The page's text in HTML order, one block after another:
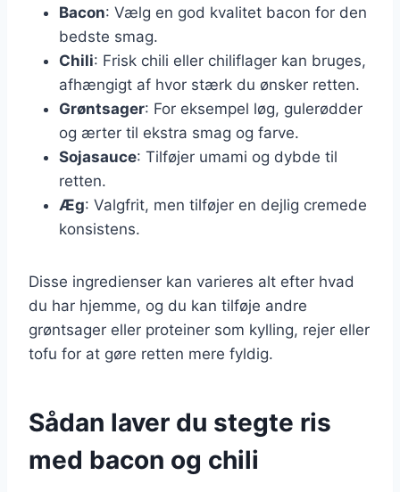
Bacon: Vælg en god kvalitet bacon for den
bedste smag.
Chili: Frisk chili eller chiliflager kan bruges,
afhængigt af hvor stærk du ønsker retten.
Grøntsager: For eksempel løg, gulerødder
og ærter til ekstra smag og farve.
Sojasauce: Tilføjer umami og dybde til
retten.
Æg: Valgfrit, men tilføjer en dejlig cremede
konsistens.
Disse ingredienser kan varieres alt efter hvad
du har hjemme, og du kan tilføje andre
grøntsager eller proteiner som kylling, rejer eller
tofu for at gøre retten mere fyldig.
Sådan laver du stegte ris
med bacon og chili